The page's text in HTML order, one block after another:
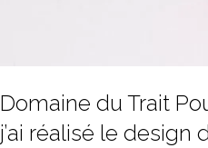
Domaine du Trait
j’ai réalisé le